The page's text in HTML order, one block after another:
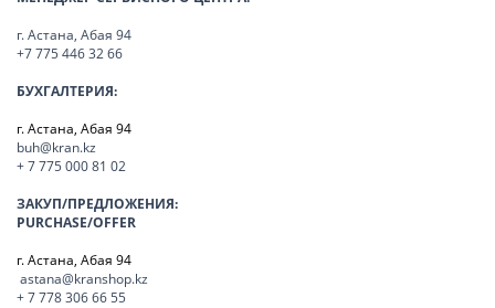
г. Астана, Абая 94
+7 775 446 32 66
БУХГАЛТЕРИЯ:
г. Астана, Абая 94
buh@kran.kz
+ 7 775 000 81 02
ЗАКУП/ПРЕДЛОЖЕНИЯ:
PURCHASE/OFFER
г. Астана, Абая 94
astana@kranshop.kz
+ 7 778 306 66 55